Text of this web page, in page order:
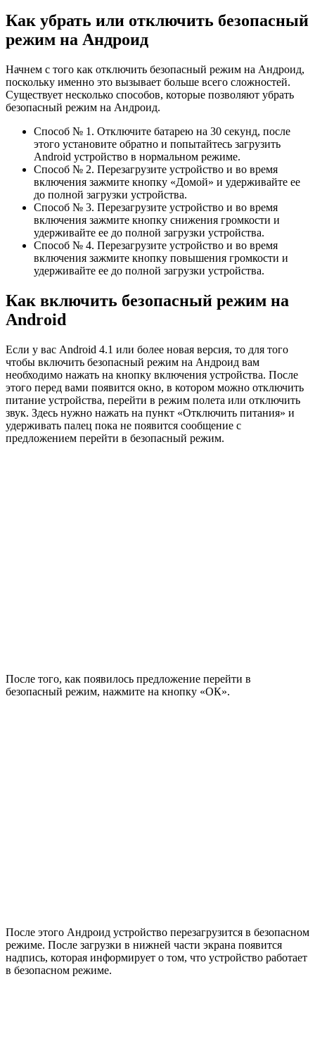
Как убрать или отключить безопасный
режим на Андроид
Начнем с того как отключить безопасный режим на Андроид,
поскольку именно это вызывает больше всего сложностей.
Существует несколько способов, которые позволяют убрать
безопасный режим на Андроид.
Способ № 1. Отключите батарею на 30 секунд, после
этого установите обратно и попытайтесь загрузить
Android устройство в нормальном режиме.
Способ № 2. Перезагрузите устройство и во время
включения зажмите кнопку «Домой» и удерживайте ее
до полной загрузки устройства.
Способ № 3. Перезагрузите устройство и во время
включения зажмите кнопку снижения громкости и
удерживайте ее до полной загрузки устройства.
Способ № 4. Перезагрузите устройство и во время
включения зажмите кнопку повышения громкости и
удерживайте ее до полной загрузки устройства.
Как включить безопасный режим на
Android
Если у вас Android 4.1 или более новая версия, то для того
чтобы включить безопасный режим на Андроид вам
необходимо нажать на кнопку включения устройства. После
этого перед вами появится окно, в котором можно отключить
питание устройства, перейти в режим полета или отключить
звук. Здесь нужно нажать на пункт «Отключить питания» и
удерживать палец пока не появится сообщение с
предложением перейти в безопасный режим.
После того, как появилось предложение перейти в
безопасный режим, нажмите на кнопку «ОК».
После этого Андроид устройство перезагрузится в безопасном
режиме. После загрузки в нижней части экрана появится
надпись, которая информирует о том, что устройство работает
в безопасном режиме.